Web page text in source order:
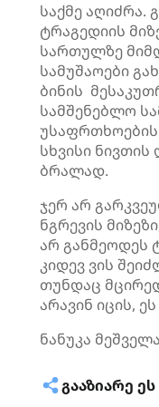
საქმე აღიძრა.
ტრაგედიის
სართულზე
სამუშაოები
ბინის
სამშენებლო
უსაფრთხოების
სხვისი ნივთის
ბრალად.
ჯერ არ
ნგრევის
არ განმეოდეს
კიდევ ვის
თუნდაც
არავინ იცის,
ნანუკა
ᲒᲐᲐᲖᲘᲐᲠᲔ